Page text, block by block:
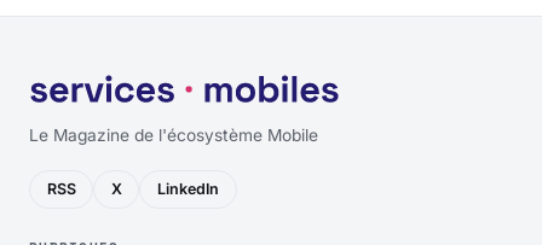
Le Magazine de l'écosystème Mobile
RSS X LinkedIn